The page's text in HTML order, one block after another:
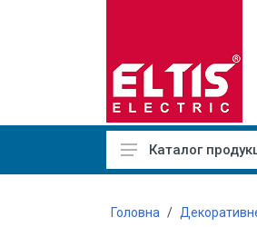
продукція
Каталог
Головна /